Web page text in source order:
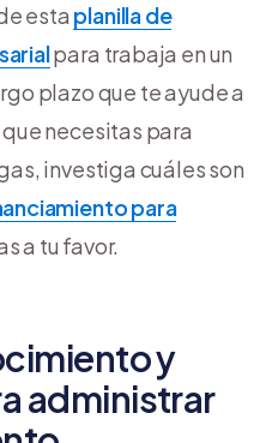
esta planilla de
para trabaja en un
plazo que te ayude a
necesitas para
investiga cuáles son
para
a tu favor.
y
administrar